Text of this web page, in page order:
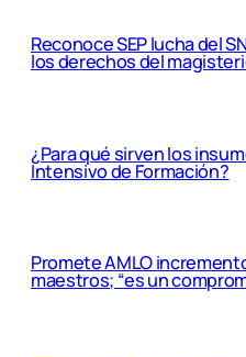
Reconoce SEP lucha del
los derechos del
¿Para qué sirven los
Intensivo de Formación?
Promete AMLO
maestros; “es un